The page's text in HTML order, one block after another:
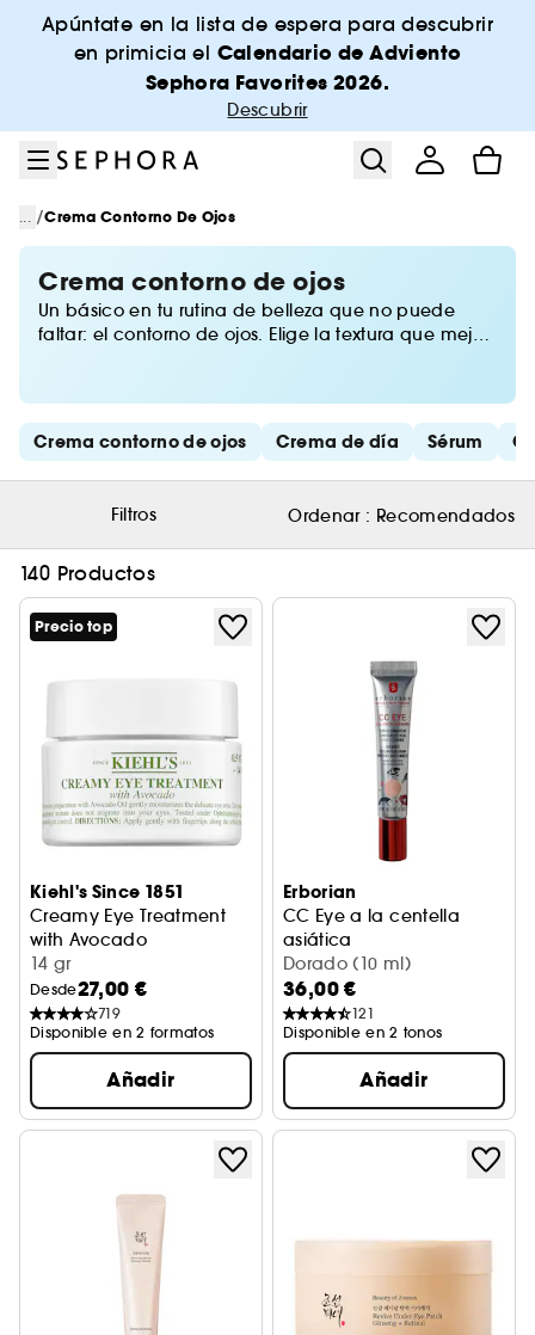
Ir al menú
Ir al contenido principal
Ir al pie de página
Apúntate en la lista de espera para descubrir
en primicia el Calendario de Adviento
Sephora Favorites 2026.
Descubrir
... /Crema Contorno De Ojos
Crema contorno de ojos
Un básico en tu rutina de belleza que no puede
faltar: el contorno de ojos. Elige la textura que mejor
imperfecciones. Y para rematar, mascarillas,
parches de gel o masajeadores para la zona de las
ojeras. ¡No te los pierdas!
Saltar los enlaces rápidos
Crema contorno de ojos Crema de día Sérum
Filtros Ordenar : Recomendados
140 Productos
Precio top
Kiehl's Since 1851
Creamy Eye Treatment
with Avocado
Crema Contorno de Ojos Hidratante
14 gr
Desde27,00 €
719
Disponible en 2 formatos
Añadir
Erborian
CC Eye a la centella
asiática
Tratamiento iluminador
Dorado (10 ml)
36,00 €
121
Disponible en 2 tonos
Añadir